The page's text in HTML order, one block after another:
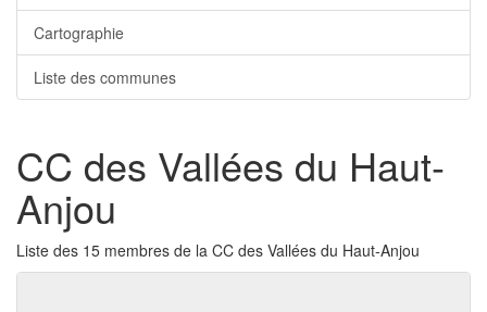
Cartographie
Liste des communes
CC des Vallées du Haut-
Anjou
Liste des 15 membres de la CC des Vallées du Haut-Anjou